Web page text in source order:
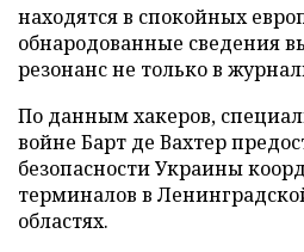
находятся в спокойных
обнародованные сведения
резонанс не только в
По данным хакеров,
войне Барт де Вахтер
безопасности Украины
терминалов в
областях.